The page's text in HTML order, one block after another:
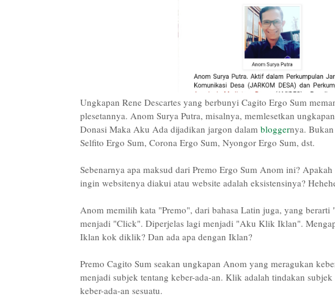
Ungkapan Rene Descartes yang berbunyi Cagito Ergo Sum
plesetannya. Anom Surya Putra, misalnya, memlesetkan
Donasi Maka Aku Ada dijadikan jargon dalam bloggernya.
Selfito Ergo Sum, Corona Ergo Sum, Nyongor Ergo Sum, dst.
Sebenarnya apa maksud dari Premo Ergo Sum Anom ini?
ingin websitenya diakui atau website adalah eksistensinya?
Anom memilih kata "Premo", dari bahasa Latin juga, yang
menjadi "Click". Diperjelas lagi menjadi "Aku Klik Iklan".
Iklan kok diklik? Dan ada apa dengan Iklan?
Premo Cagito Sum seakan ungkapan Anom yang meragukan
menjadi subjek tentang keber-ada-an. Klik adalah tindakan
keber-ada-an sesuatu.